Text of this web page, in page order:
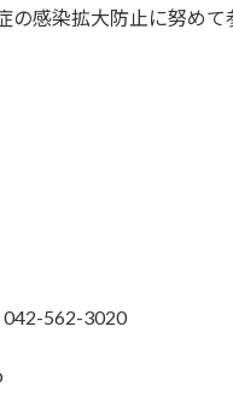
感染拡大防止に努め
562-3020